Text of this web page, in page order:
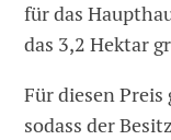
für das
das 3,2 Hektar
Für diesen
sodass der